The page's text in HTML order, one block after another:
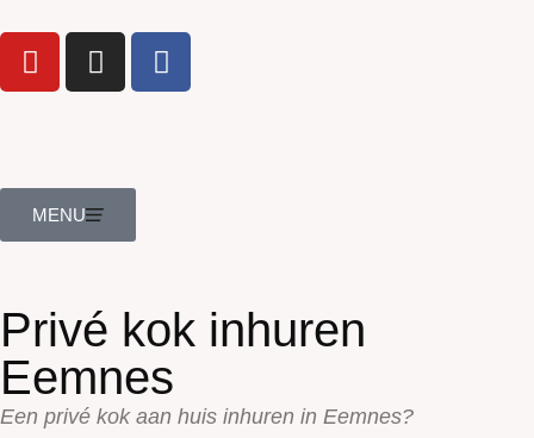
MENU
Privé kok inhuren
Eemnes
Een privé kok aan huis inhuren in Eemnes?